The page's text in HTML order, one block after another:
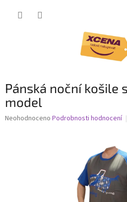
o
s
t
r
Pánská noční košile
model
Průměrné
Neohodnoceno Podrobnosti hodnocení